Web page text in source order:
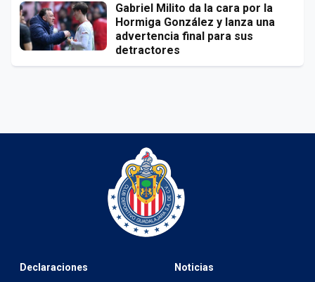
Gabriel Milito da la cara por la
Hormiga González y lanza una
advertencia final para sus
detractores
Declaraciones Noticias